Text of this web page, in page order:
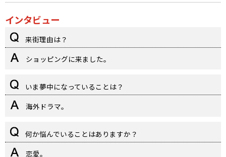
インタビュー
来街理由は？
ショッピングに来ました。
いま夢中になっていることは？
海外ドラマ。
何か悩んでいることはありますか？
恋愛。